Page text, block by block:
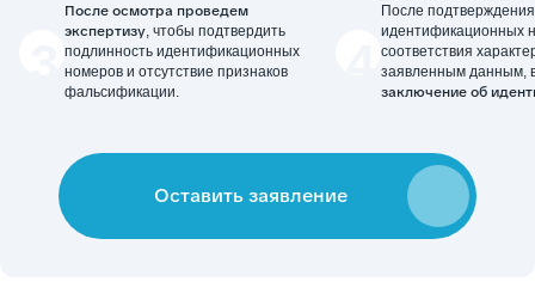
После осмотра проведем
экспертизу, чтобы подтвердить
подлинность идентификационных
номеров и отсутствие признаков
фальсификации.
После
идентификационных
соответствия
заявленным данным,
заключение об
Оставить заявление